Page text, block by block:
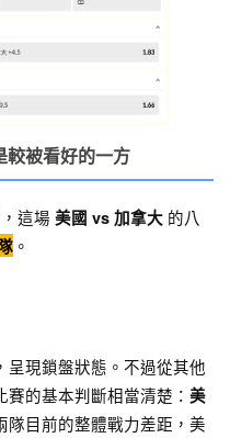
較被看好的一方
這場美國 vs 加拿大 的八
。
呈現鎖盤狀態。不過從其他
賽的基本判斷相當清楚：美
隊目前的整體戰力差距，美